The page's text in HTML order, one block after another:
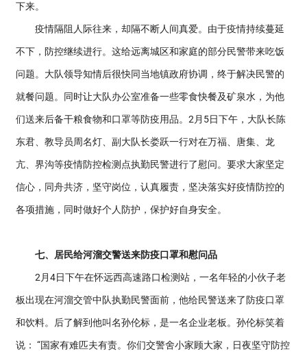
下来。
疫情隔阻人际往来，却隔不断人间真爱。由于疫情持续蔓延
不下，防控继续进行。这给远离城区和家庭的部分民警带来吃饭
问题。大队领导知情后很快同当地镇政府协调，终于解决民警的
就餐问题。同时让大队办公室准备一些零食快餐及矿泉水，为他
们送来后备干粮食物和口罩等防疫用品。2月5日下午，大队长陈
东君、教导员周名灯、副大队长娄跃一行对在万福、唐集、龙
亢、界沟等疫情防控检测点执勤民警进行了慰问。要求大家坚定
信心，同舟共济，坚守岗位，认真履责，坚决落实好疫情防控的
各项措施，同时做好个人防护，保护好自身安全。
七、居民给河溜交警送来防疫口罩和慰问品
2月4日下午在怀远西高速路口检测站，一名年轻的小伙子老
板出现在河溜交管中队执勤民警面前，他给民警送来了防疫口罩
和饮料。后了解到他叫名孙伦标，是一名企业老板。孙伦标笑着
说： “国家有难匹夫有责。你们交警舍小家顾大家，日夜坚守防控